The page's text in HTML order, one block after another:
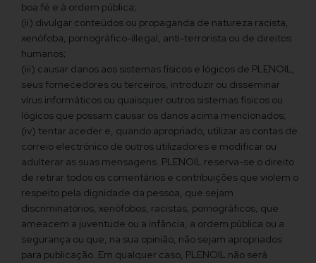
boa fé e à ordem pública;
(ii) divulgar conteúdos ou propaganda de natureza racista,
xenófoba, pornográfico-illegal, anti-terrorista ou de direitos
humanos;
(iii) causar danos aos sistemas físicos e lógicos de PLENOIL,
seus fornecedores ou terceiros, introduzir ou disseminar
vírus informáticos ou quaisquer outros sistemas físicos ou
lógicos que possam causar os danos acima mencionados;
(iv) tentar aceder e, quando apropriado, utilizar as contas de
correio electrónico de outros utilizadores e modificar ou
adulterar as suas mensagens. PLENOIL reserva-se o direito
de retirar todos os comentários e contribuições que violem o
respeito pela dignidade da pessoa, que sejam
discriminatórios, xenófobos, racistas, pornográficos, que
ameacem a juventude ou a infância, a ordem pública ou a
segurança ou que, na sua opinião, não sejam apropriados
para publicação. Em qualquer caso, PLENOIL não será